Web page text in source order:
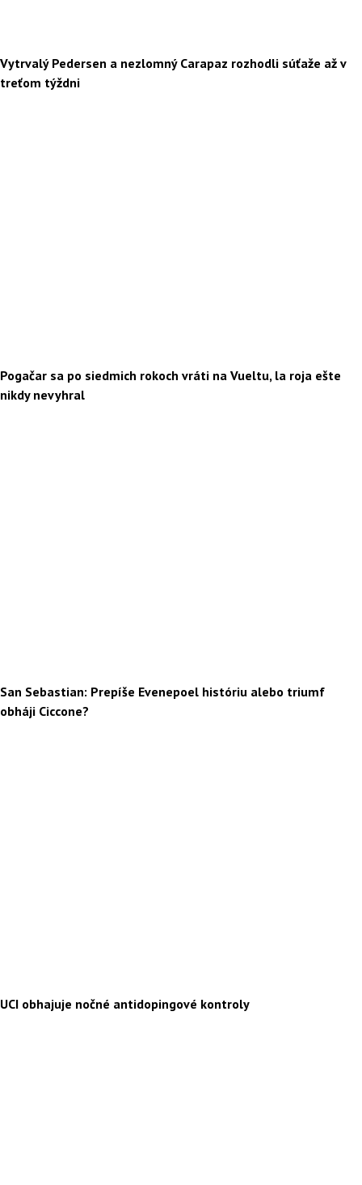
Vytrvalý Pedersen a nezlomný Carapaz rozhodli súťaže až v
treťom týždni
Pogačar sa po siedmich rokoch vráti na Vueltu, la roja ešte
nikdy nevyhral
San Sebastian: Prepíše Evenepoel históriu alebo triumf
obháji Ciccone?
UCI obhajuje nočné antidopingové kontroly